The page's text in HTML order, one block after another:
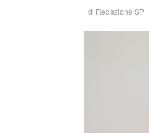
di Redazione SP